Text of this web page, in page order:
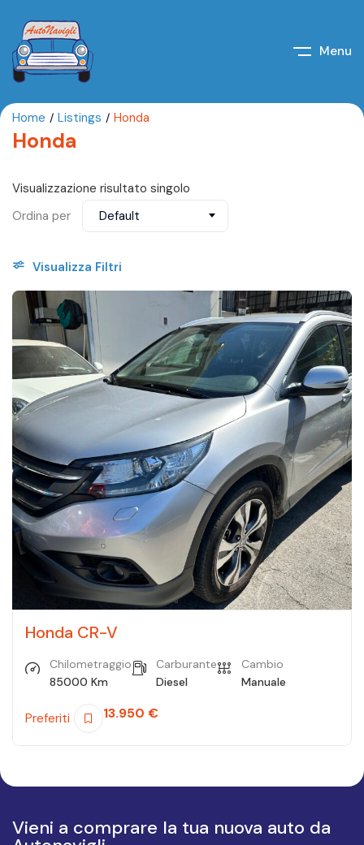
Menu
Home Listings Honda
Honda
Visualizzazione risultato singolo
Ordina per
Default
Visualizza Filtri
Honda CR-V
Chilometraggio
85000 Km
Carburante
Diesel
Cambio
Manuale
Preferiti 13.950 €
Vieni a comprare la tua nuova auto da